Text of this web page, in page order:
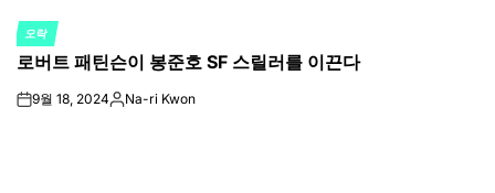
POSTED
IN
오락
로버트 패틴슨이 봉준호 SF 스릴러를 이끈다
on9월 18, 2024Posted
Na-ri Kwon